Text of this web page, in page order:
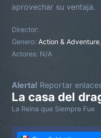
aprovechar su ventaja.
Director:
Genero: Action & Adventure,
Actores: N/A
Alerta! Reportar
La casa del
La Reina que Siempre Fue